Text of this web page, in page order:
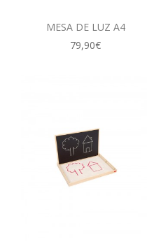
MESA DE LUZ A4
79,90€